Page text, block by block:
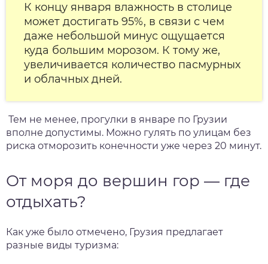
К концу января влажность в столице
может достигать 95%, в связи с чем
даже небольшой минус ощущается
куда большим морозом. К тому же,
увеличивается количество пасмурных
и облачных дней.
Тем не менее, прогулки в январе по Грузии
вполне допустимы. Можно гулять по улицам без
риска отморозить конечности уже через 20 минут.
От моря до вершин гор — где
отдыхать?
Как уже было отмечено, Грузия предлагает
разные виды туризма: